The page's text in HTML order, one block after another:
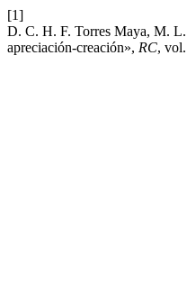
[1]
D. C. H. F. Torres Maya, M. L.
apreciación-creación», RC,